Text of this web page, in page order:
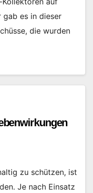
gab es in dieser
die wurden
zu schützen, ist
Je nach Einsatz